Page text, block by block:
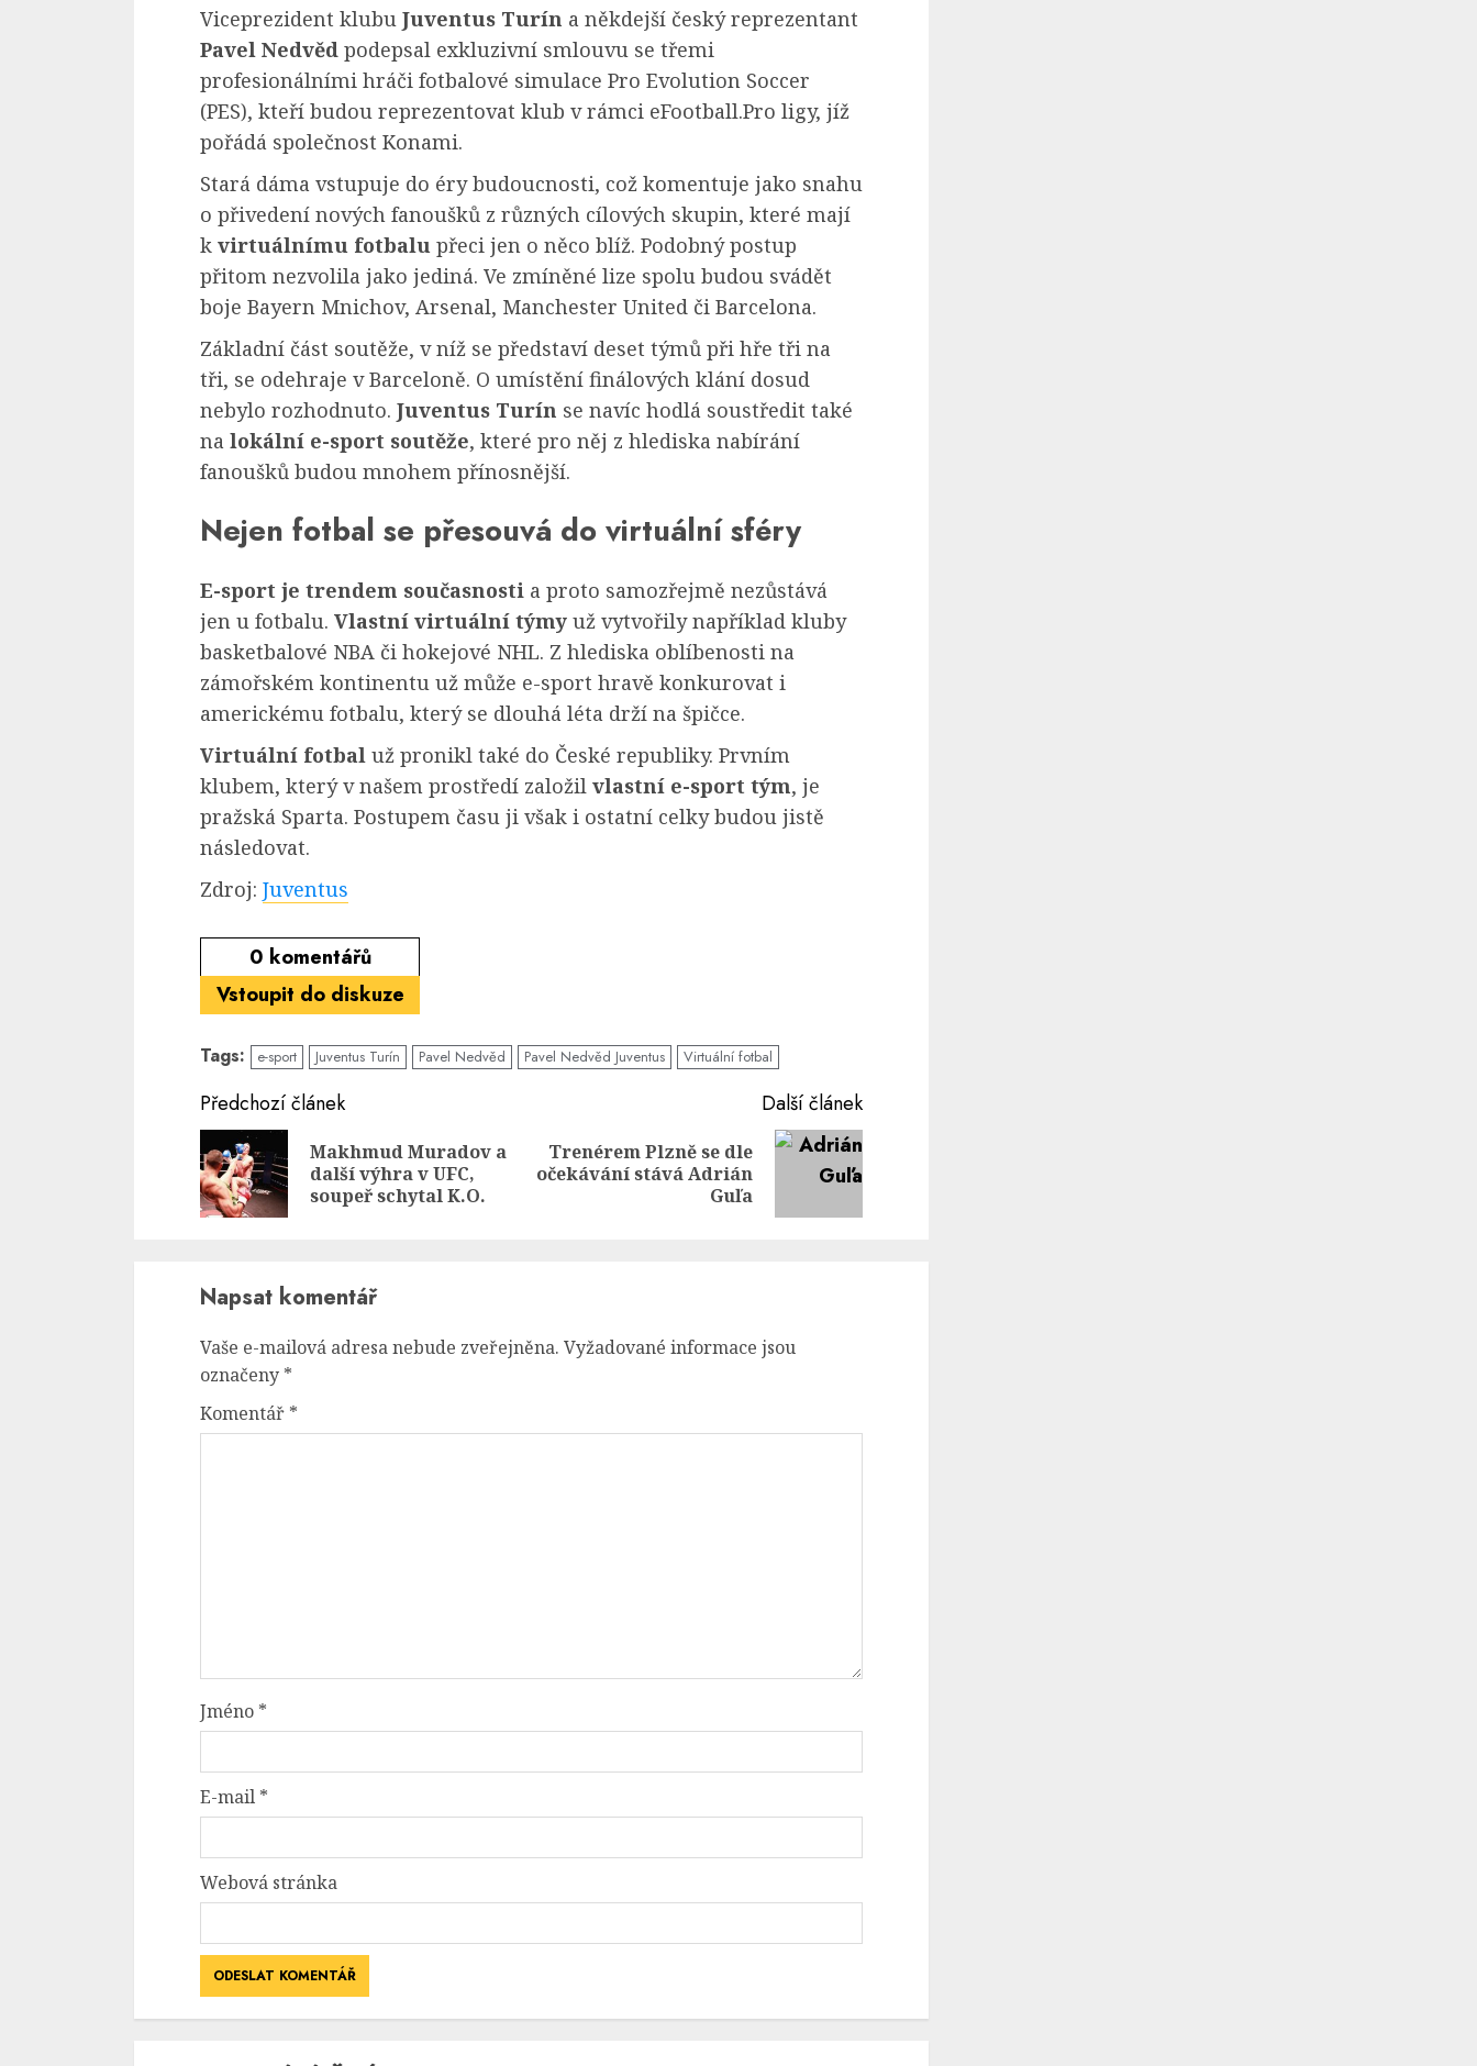
Viceprezident klubu Juventus Turín a někdejší český reprezentant
Pavel Nedvěd podepsal exkluzivní smlouvu se třemi
profesionálními hráči fotbalové simulace Pro Evolution Soccer
(PES), kteří budou reprezentovat klub v rámci eFootball.Pro ligy, jíž
pořádá společnost Konami.
Stará dáma vstupuje do éry budoucnosti, což komentuje jako snahu
o přivedení nových fanoušků z různých cílových skupin, které mají
k virtuálnímu fotbalu přeci jen o něco blíž. Podobný postup
přitom nezvolila jako jediná. Ve zmíněné lize spolu budou svádět
boje Bayern Mnichov, Arsenal, Manchester United či Barcelona.
Základní část soutěže, v níž se představí deset týmů při hře tři na
tři, se odehraje v Barceloně. O umístění finálových klání dosud
nebylo rozhodnuto. Juventus Turín se navíc hodlá soustředit také
na lokální e-sport soutěže, které pro něj z hlediska nabírání
fanoušků budou mnohem přínosnější.
Nejen fotbal se přesouvá do virtuální sféry
E-sport je trendem současnosti a proto samozřejmě nezůstává
jen u fotbalu. Vlastní virtuální týmy už vytvořily například kluby
basketbalové NBA či hokejové NHL. Z hlediska oblíbenosti na
zámořském kontinentu už může e-sport hravě konkurovat i
americkému fotbalu, který se dlouhá léta drží na špičce.
Virtuální fotbal už pronikl také do České republiky. Prvním
klubem, který v našem prostředí založil vlastní e-sport tým, je
pražská Sparta. Postupem času ji však i ostatní celky budou jistě
následovat.
Zdroj: Juventus
0 komentářů
Vstoupit do diskuze
Tags: e-sport Juventus Turín Pavel Nedvěd Pavel Nedvěd Juventus Virtuální fotbal
Continue
Reading
Předchozí článek
Previous
Makhmud Muradov a
další výhra v UFC,
soupeř schytal K.O.
Další článek
Next
Trenérem Plzně se dle
očekávání stává Adrián
Guľa
Napsat komentář
Vaše e-mailová adresa nebude zveřejněna. Vyžadované informace jsou
označeny *
Komentář *
Jméno *
E-mail *
Webová stránka